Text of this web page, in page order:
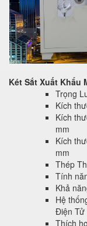
Két Sắt Xuất Khẩu
Trọng
Kích
Kích
mm
Kích
mm
Thép
Tính
Khả
Hệ
Điện Tử
Thích